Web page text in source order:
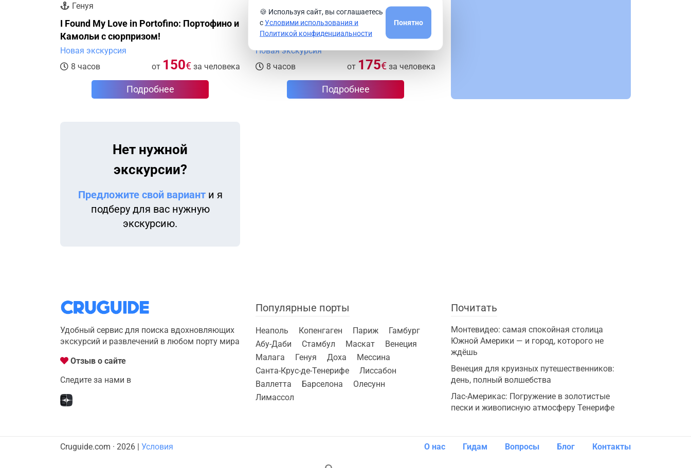
Генуя
I Found My Love in Portofino: Портофино и
Камольи с сюрпризом!
Новая экскурсия
8 часов
от 150€ за человека
Подробнее
Национальный заповедник Чинкве
Терре: Пять деревень за один день
Новая экскурсия
8 часов
от 175€ за человека
Подробнее
Нет нужной
экскурсии?
Предложите свой варианти я
подберу для вас нужную
экскурсию.
Удобный сервис для поиска вдохновляющих
экскурсий и развлечений в любом порту мира
Отзыв о сайте
Следите за нами в
Популярные порты
Неаполь Копенгаген Париж
Гамбург
Абу-Даби
Стамбул Маскат
Венеция
Малага
Генуя Доха
Мессина
Санта-Крус-де-Тенерифе
Лиссабон
Валлетта
Барселона
Олесунн
Лимассол
Почитать
Монтевидео: самая спокойная столица
Южной Америки — и город, которого не
ждёшь
Венеция для круизных путешественников:
день, полный волшебства
Лас-Америкас: Погружение в золотистые
пески и живописную атмосферу Тенерифе
🍪 Используя сайт, вы соглашаетесь
сУсловими использования и
Политикой конфиденциальности
Понятно
Cruguide.com · 2026 | Условия О нас Гидам Вопросы Блог Контакты